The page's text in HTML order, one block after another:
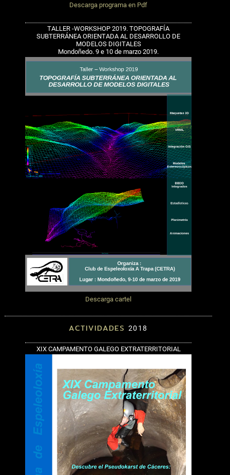
Descarga programa en Pdf
TALLER -WORKSHOP 2019. TOPOGRAFÍA
SUBTERRÁNEA ORIENTADA AL DESARROLLO DE
MODELOS DIGITALES
Mondoñedo. 9 e 10 de marzo 2019.
Descarga cartel
ACTIVIDADES 2018
XIX CAMPAMENTO GALEGO EXTRATERRITORIAL